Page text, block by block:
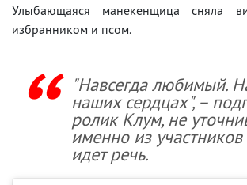
Улыбающаяся манекенщица сняла
избранником и псом.
"Навсегда любимый.
наших сердцах", –
ролик Клум, не
именно из
идет речь.